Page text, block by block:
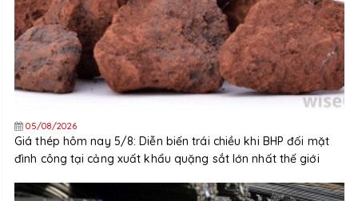
05/08/2026
Giá thép hôm nay 5/8: Diễn biến trái chiều khi BHP đối mặt
đình công tại cảng xuất khẩu quặng sắt lớn nhất thế giới